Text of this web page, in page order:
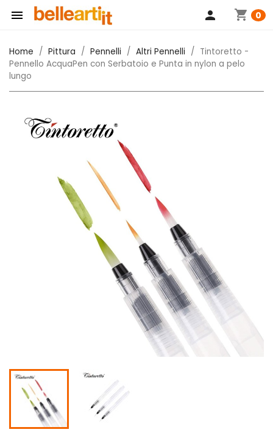
 shopping_cart 0
person
Home Pittura Pennelli Altri Pennelli
Tintoretto -
Pennello AcquaPen con Serbatoio e Punta in nylon a pelo
lungo